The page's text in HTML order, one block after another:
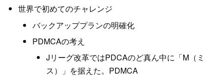
世界で初めてのチャレンジ
バックアッププランの明確化
PDMCAの考え
Jリーグ改革ではPDCAのど真ん中に「M（ミ
ス）」を据えた。PDMCA